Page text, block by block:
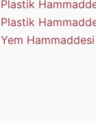
Plastik
Plastik
Yem